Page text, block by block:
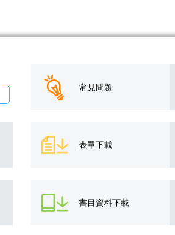
常見問題
表單下載
書目資料下載